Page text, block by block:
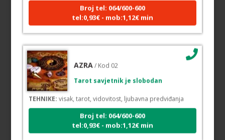
Broj tel: 064/600-600
tel:0,93€ - mob:1,12€ min
TEHNIKE:visak, tarot, vidovitost, ljubavna predviđanja
Broj tel: 064/600-600
tel:0,93€ - mob:1,12€ min